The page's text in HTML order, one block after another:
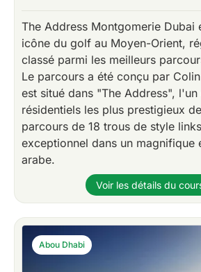
The Address Montgomerie Dubai
icône du golf au Moyen-Orient,
classé parmi les meilleurs
Le parcours a été conçu par
est situé dans "The Address",
résidentiels les plus prestigieux
parcours de 18 trous de style
exceptionnel dans un magnifique
arabe.
Voir les détails du
Abou Dhabi